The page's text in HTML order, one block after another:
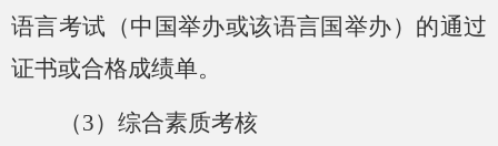
语言考试（中国举办或该语言国举办）的通过
证书或合格成绩单。
（3） 综合素质考核